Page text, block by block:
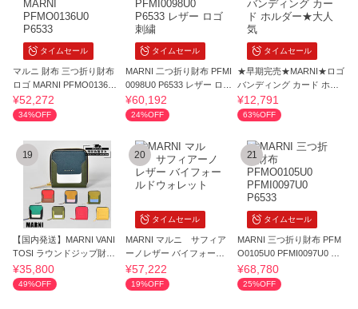
タイムセール
マルニ 財布 三つ折り財布
ロゴ MARNI PFMO0136U0
P6533
¥52,272
34%OFF
タイムセール
MARNI 二つ折り財布 PFMI
0098U0 P6533 レザー ロゴ
刺繍
¥60,192
24%OFF
タイムセール
★早期完売★MARNI★ロゴ
バンディング カード ホル
ダー★大人気
¥12,791
63%OFF
19
【国内発送】MARNI VANI
TOSI ラウンドジップ財布
小銭入れあり
¥35,800
49%OFF
タイムセール
20
MARNI マルニ サフィア
ーノレザー バイフォール
ドウォレット
¥57,222
19%OFF
タイムセール
21
MARNI 三つ折り財布 PFM
O0105U0 PFMI0097U0 P6
533
¥68,780
25%OFF